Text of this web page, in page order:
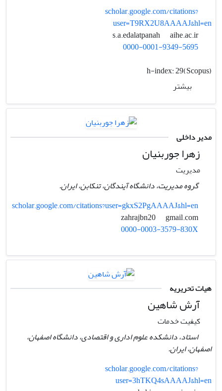
scholar.google.com/citations?
user=T9RX2U8AAAAJ&hl=en
s.a.edalatpanah
aihe.ac.ir
0000-0001-9349-5695
h-index:29(Scopus)
بیشتر
مدیر داخلی
زهرا جوربنیان
مدیریت
گروه مدیریت، دانشگاه آیندگان، تنکابن، ایران.
scholar.google.com/citations?user=gkxS2PgAAAAJ&hl=en
gmail.com
0000-0003-3579-830X
هیات تحریریه
آرش شاهین
کیفیت خدمات
استاد، دانشکده علوم اداری و اقتصادی، دانشگاه اصفهان،
اصفهان، ایران.
scholar.google.com/citations?
user=3hTKQ4sAAAAJ&hl=en